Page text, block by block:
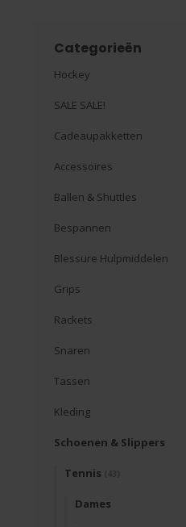
Categorieën
Hockey
SALE SALE!
Cadeaupakketten
Accessoires
Ballen & Shuttles
Bespannen
Blessure Hulpmiddelen
Grips
Rackets
Snaren
Tassen
Kleding
Schoenen & Slippers
Tennis
Dames